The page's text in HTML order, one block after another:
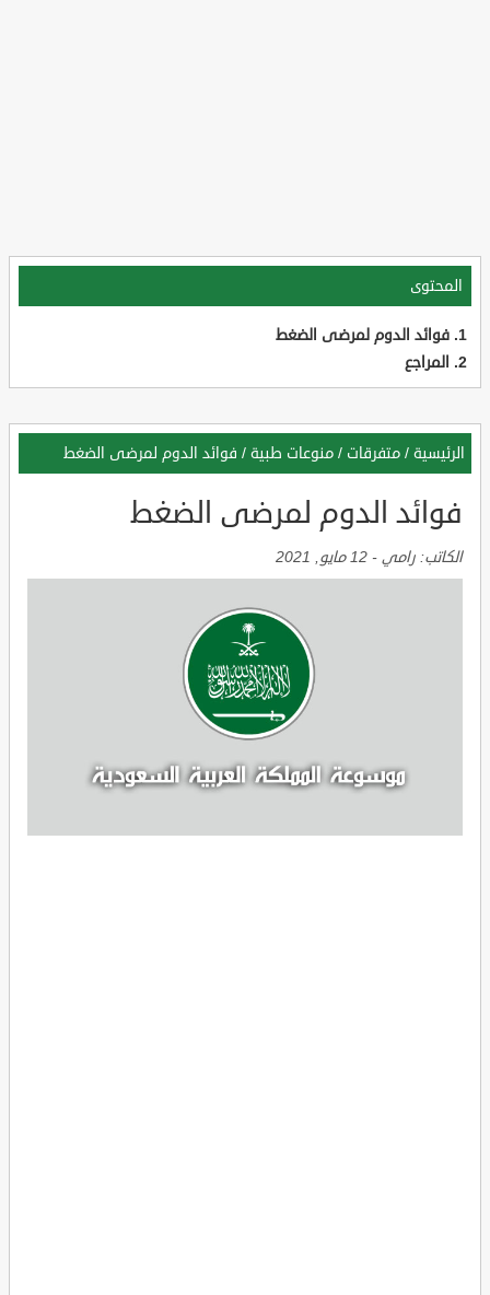
المحتوى
فوائد الدوم لمرضى الضغط
المراجع
الرئيسية / متفرقات / منوعات طبية / فوائد الدوم لمرضى الضغط
فوائد الدوم لمرضى الضغط
الكاتب: رامي - 12 مايو, 2021